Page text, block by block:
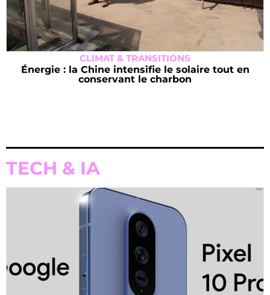
CLIMAT & TRANSITIONS
Énergie : la Chine intensifie le solaire tout en
conservant le charbon
TECH & IA